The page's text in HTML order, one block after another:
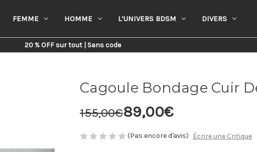
FEMME HOMME L’UNIVERS BDSM DIVERS
20 % OFF sur tout | Sans code
Cagoules de Bondage Cagoule Bondage Cuir De Chèvre
Cagoule Bondage Cuir
155,00€89,00€
(Pas encore d'avis) Écrire une Critique